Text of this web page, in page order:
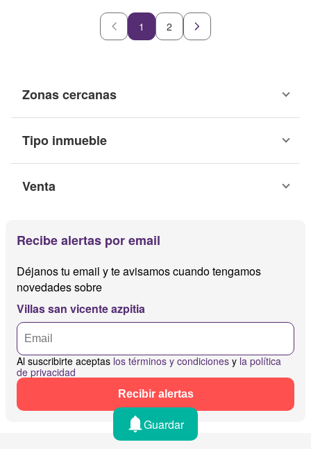
1 2
Zonas cercanas
Tipo inmueble
Venta
Recibe alertas por email
Déjanos tu email y te avisamos cuando tengamos
novedades sobre
Villas san vicente azpitia
Al suscribirte aceptas los términos y condiciones y la política
de privacidad
Recibir alertas
Guardar